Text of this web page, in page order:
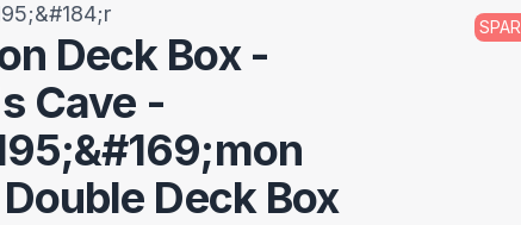
Deck Box -
Cave -
Deck Box
SPAR